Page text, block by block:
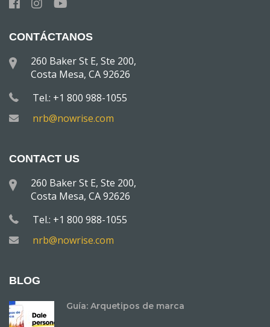
CONTÁCTANOS
260 Baker St E, Ste 200,
Costa Mesa, CA 92626
Tel.: +1 800 988-1055
nrb@nowrise.com
CONTACT US
260 Baker St E, Ste 200,
Costa Mesa, CA 92626
Tel.: +1 800 988-1055
nrb@nowrise.com
BLOG
Guía: Arquetipos de marca